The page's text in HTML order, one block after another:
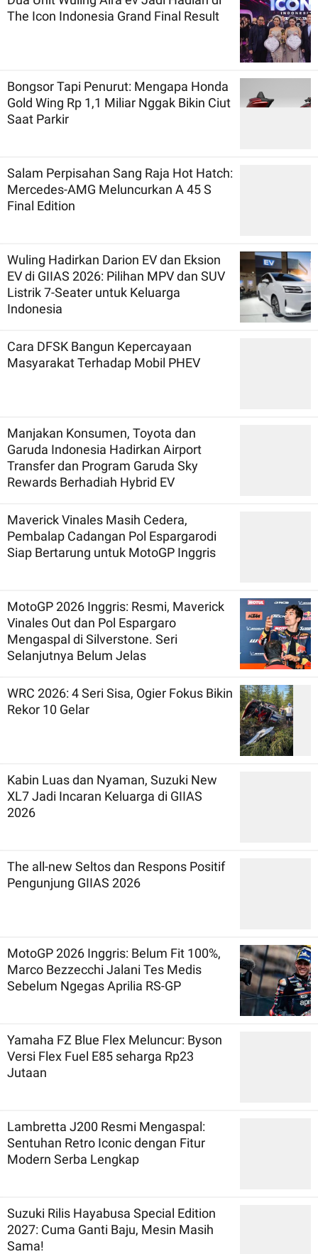
The Icon Indonesia Grand Final Result
Bongsor Tapi Penurut: Mengapa Honda
Gold Wing Rp 1,1 Miliar Nggak Bikin Ciut
Saat Parkir
Salam Perpisahan Sang Raja Hot Hatch:
Mercedes-AMG Meluncurkan A 45 S
Final Edition
Wuling Hadirkan Darion EV dan Eksion
EV di GIIAS 2026: Pilihan MPV dan SUV
Listrik 7-Seater untuk Keluarga
Indonesia
Cara DFSK Bangun Kepercayaan
Masyarakat Terhadap Mobil PHEV
Manjakan Konsumen, Toyota dan
Garuda Indonesia Hadirkan Airport
Transfer dan Program Garuda Sky
Rewards Berhadiah Hybrid EV
Maverick Vinales Masih Cedera,
Pembalap Cadangan Pol Espargarodi
Siap Bertarung untuk MotoGP Inggris
MotoGP 2026 Inggris: Resmi, Maverick
Vinales Out dan Pol Espargaro
Mengaspal di Silverstone. Seri
Selanjutnya Belum Jelas
WRC 2026: 4 Seri Sisa, Ogier Fokus Bikin
Rekor 10 Gelar
Kabin Luas dan Nyaman, Suzuki New
XL7 Jadi Incaran Keluarga di GIIAS
2026
The all-new Seltos dan Respons Positif
Pengunjung GIIAS 2026
MotoGP 2026 Inggris: Belum Fit 100%,
Marco Bezzecchi Jalani Tes Medis
Sebelum Ngegas Aprilia RS-GP
Yamaha FZ Blue Flex Meluncur: Byson
Versi Flex Fuel E85 seharga Rp23
Jutaan
Lambretta J200 Resmi Mengaspal:
Sentuhan Retro Iconic dengan Fitur
Modern Serba Lengkap
Suzuki Rilis Hayabusa Special Edition
2027: Cuma Ganti Baju, Mesin Masih
Sama!